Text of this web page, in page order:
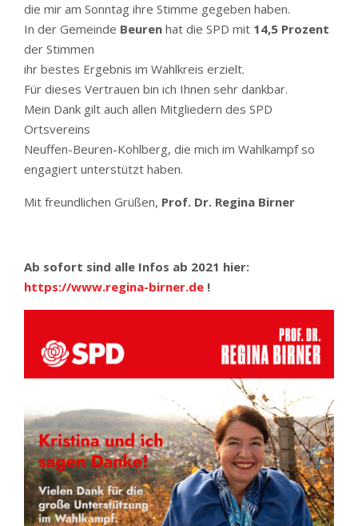
die mir am Sonntag ihre Stimme gegeben haben.
In der Gemeinde Beuren hat die SPD mit 14,5 Prozent
der Stimmen
ihr bestes Ergebnis im Wahlkreis erzielt.
Für dieses Vertrauen bin ich Ihnen sehr dankbar.
Mein Dank gilt auch allen Mitgliedern des SPD
Ortsvereins
Neuffen-Beuren-Kohlberg, die mich im Wahlkampf so
engagiert unterstützt haben.
Mit freundlichen Grüßen, Prof. Dr. Regina Birner
Ab sofort sind alle Infos ab 2021 hier:
https://www.regina-birner.de !